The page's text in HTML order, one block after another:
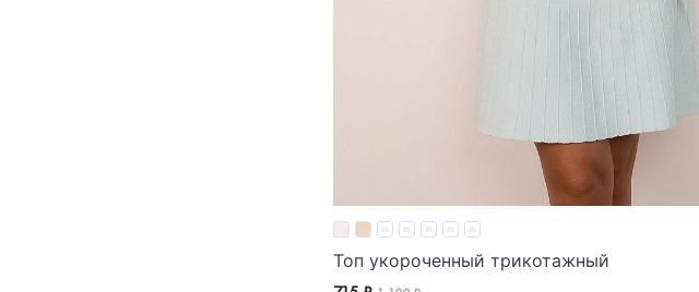
Топ укороченный трикотажный